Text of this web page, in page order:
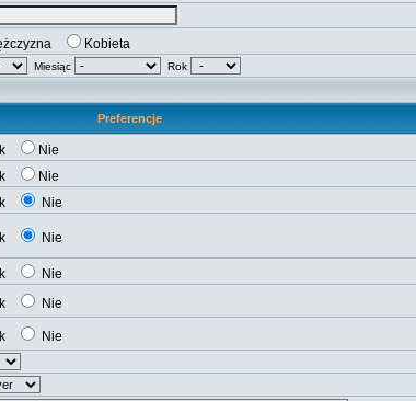
Kobieta
Miesiąc Rok
Preferencje
Nie
Nie
Nie
Nie
Nie
Nie
Nie